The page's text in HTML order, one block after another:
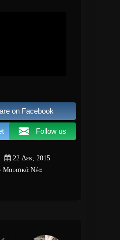
on Facebook
Follow us
22 Δεκ, 2015
Μουσικά Νέα